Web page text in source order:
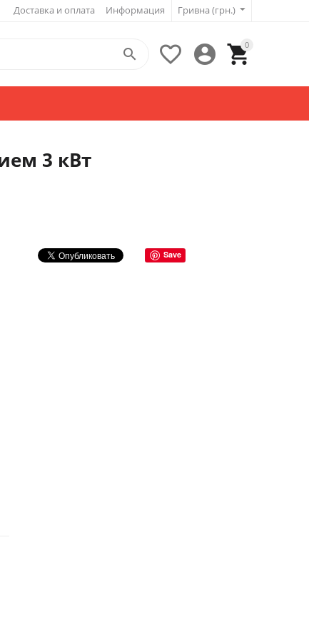
Гривна (грн.)
Доставка и оплата Информация
0




3 кВт
Save